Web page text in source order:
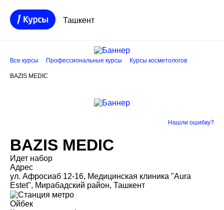
Ташкент
Все курсы Профессиональные курсы Курсы косметологов
BAZIS MEDIC
Нашли ошибку?
BAZIS MEDIC
Идет набор
Адрес
ул. Афросиаб 12-16, Медицинская клиника "Aura
Estet", Мирабадский район, Ташкент
Ойбек